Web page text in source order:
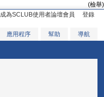
(檢舉)
成為SCLUB使用者論壇會員
登錄
應用程序 幫助 導航